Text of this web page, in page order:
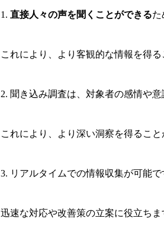
1. 直接人々の声を聞くことができるた
これにより、より客観的な情報を得る
2. 聞き込み調査は、対象者の感情や意
これにより、より深い洞察を得ること
3. リアルタイムでの情報収集が可能で
迅速な対応や改善策の立案に役立ちま